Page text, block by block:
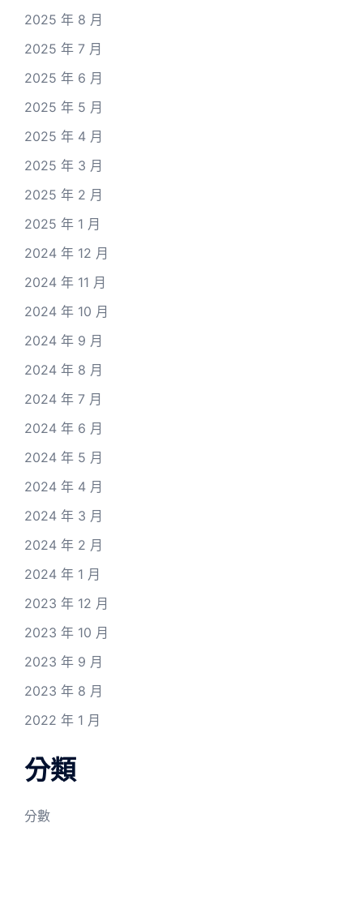
2025 年 8 月
2025 年 7 月
2025 年 6 月
2025 年 5 月
2025 年 4 月
2025 年 3 月
2025 年 2 月
2025 年 1 月
2024 年 12 月
2024 年 11 月
2024 年 10 月
2024 年 9 月
2024 年 8 月
2024 年 7 月
2024 年 6 月
2024 年 5 月
2024 年 4 月
2024 年 3 月
2024 年 2 月
2024 年 1 月
2023 年 12 月
2023 年 10 月
2023 年 9 月
2023 年 8 月
2022 年 1 月
分類
分數